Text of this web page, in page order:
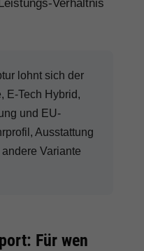
Verhältnis
lohnt sich der
E-Tech Hybrid,
und EU-
Ausstattung
Variante
Für wen